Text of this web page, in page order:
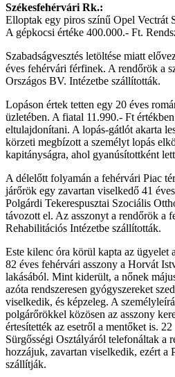
Székesfehérvári Rk.:
Elloptak egy piros színű Opel Vectrát
A gépkocsi értéke 400.000.- Ft.
Szabadságvesztés letöltése miatt
éves fehérvári férfinek. A rendőrök a
Országos BV. Intézetbe szállították.
Lopáson értek tetten egy 20 éves
üzletében. A fiatal 11.990.- Ft
eltulajdonítani. A lopás-gátlót akarta
körzeti megbízott a személyt lopás
kapitányságra, ahol gyanúsítottként
A délelőtt folyamán a fehérvári Piac
járőrök egy zavartan viselkedő 41
Polgárdi Tekerespusztai Szociális
távozott el. Az asszonyt a rendőrök a
Rehabilitációs Intézetbe szállították.
Este kilenc óra körül kapta az ügyelet
82 éves fehérvári asszony a Horvát
lakásából. Mint kiderült, a nőnek
azóta rendszeresen gyógyszereket
viselkedik, és képzeleg. A
polgárőrökkel közösen az asszony
értesítették az esetről a mentőket is.
Sürgősségi Osztályáról telefonáltak a
hozzájuk, zavartan viselkedik, ezért a
szállítják.